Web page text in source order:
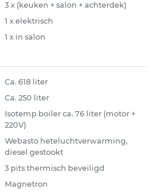
3 x (keuken + salon + achterdek)
1 x elektrisch
1 x in salon
Ca. 618 liter
Ca. 250 liter
Isotemp boiler ca. 76 liter (motor +
220V)
Webasto heteluchtverwarming,
diesel gestookt
3 pits thermisch beveiligd
Magnetron